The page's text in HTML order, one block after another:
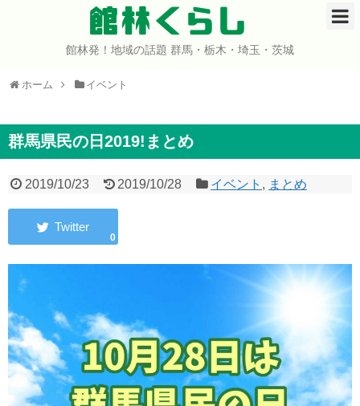
館林くらし
館林発！地域の話題 群馬・栃木・埼玉・茨城
ホーム イベント
群馬県民の日2019!まとめ
2019/10/23 2019/10/28 イベント , まとめ
0
ホーム
イベント
グルメ
宇宙よりも遠い場所